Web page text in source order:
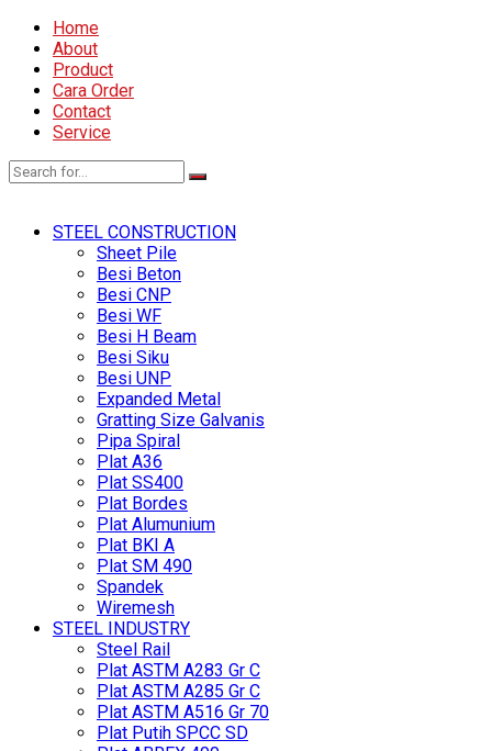
Home
About
Product
Cara Order
Contact
Service
STEEL CONSTRUCTION
Sheet Pile
Besi Beton
Besi CNP
Besi WF
Besi H Beam
Besi Siku
Besi UNP
Expanded Metal
Gratting Size Galvanis
Pipa Spiral
Plat A36
Plat SS400
Plat Bordes
Plat Alumunium
Plat BKI A
Plat SM 490
Spandek
Wiremesh
STEEL INDUSTRY
Steel Rail
Plat ASTM A283 Gr C
Plat ASTM A285 Gr C
Plat ASTM A516 Gr 70
Plat Putih SPCC SD